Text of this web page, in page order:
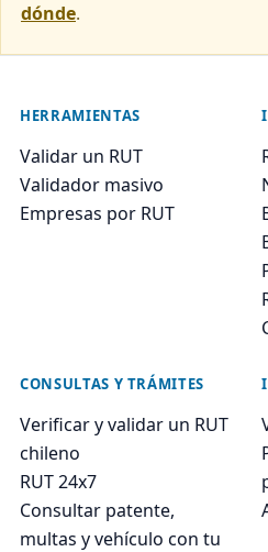
dónde.
HERRAMIENTAS
Validar un RUT
Validador masivo
Empresas por RUT
CONSULTAS Y TRÁMITES
Verificar y validar un RUT
chileno
RUT 24x7
Consultar patente,
multas y vehículo con tu